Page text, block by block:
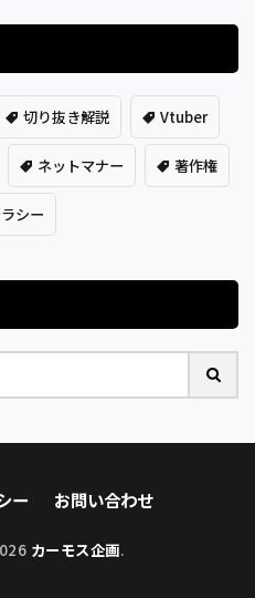
切り抜き解説 Vtuber
ネットマナー 著作権
シー
ー お問い合わせ
カーモス企画.